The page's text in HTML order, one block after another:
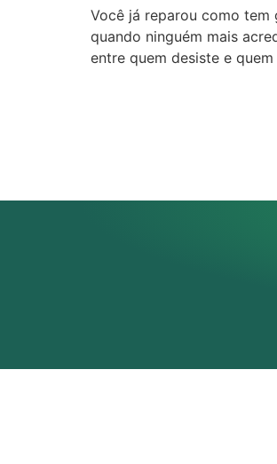
Você já reparou como tem
quando ninguém mais
entre quem desiste e